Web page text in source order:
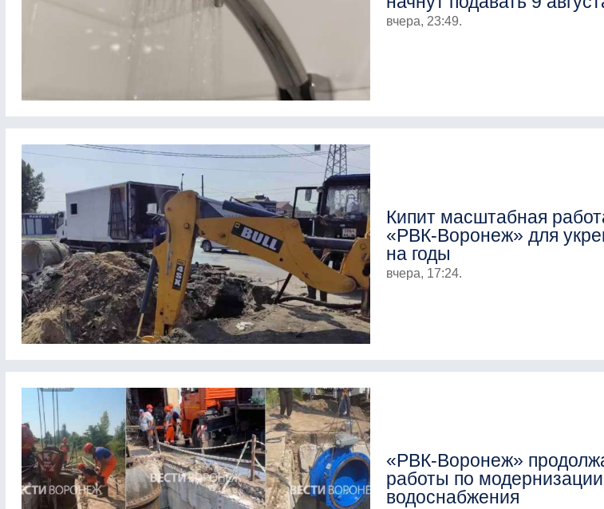
вчера, 23:49.
Кипит масштабная
«РВК-Воронеж» для
на годы
вчера, 17:24.
«РВК-Воронеж»
работы по
водоснабжения